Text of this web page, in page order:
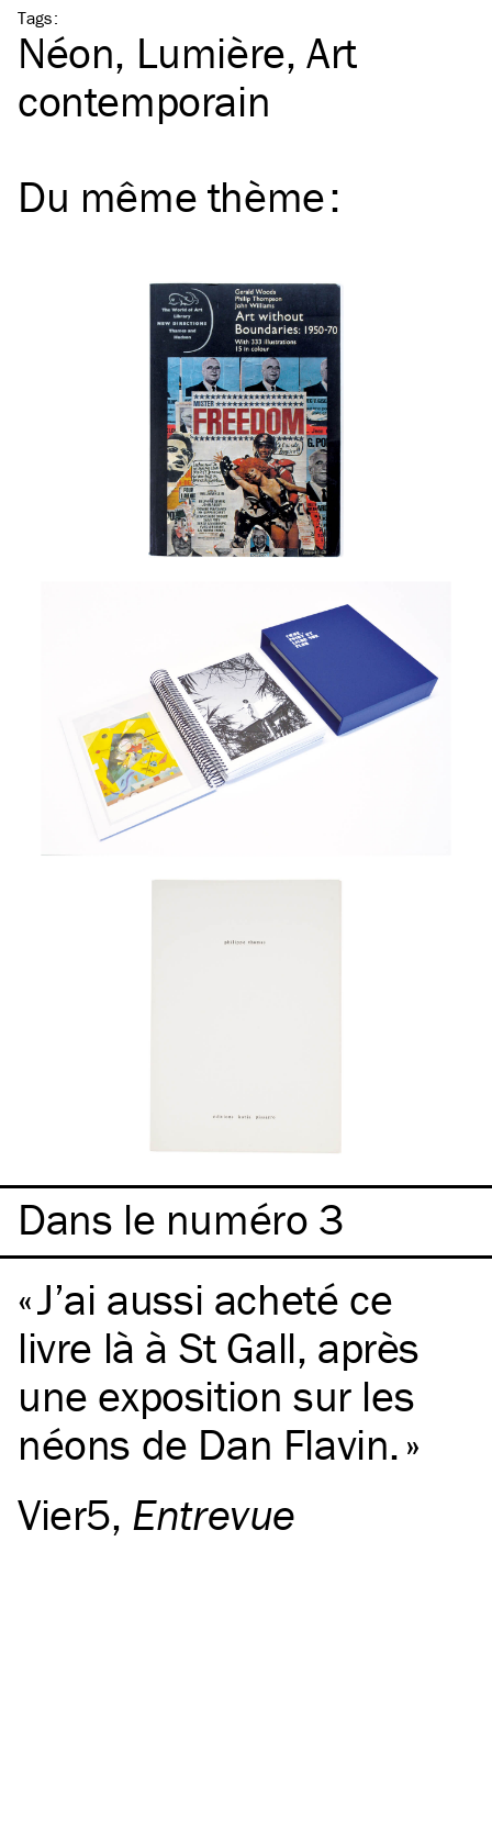
Tags:
Néon Lumière Art
contemporain
Du même thème:
Dans le numéro 3
J’ai aussi acheté ce
livre là à St Gall, après
une exposition sur les
néons de Dan Flavin.
Vier5, Entrevue